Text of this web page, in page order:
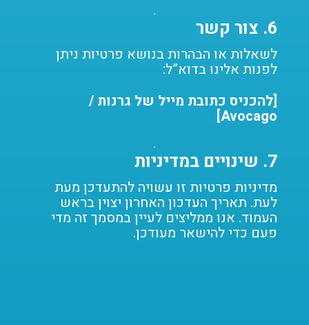
6. צור קשר
לשאלות או הבהרות בנושא פרטיות ניתן
לפנות אלינו בדוא”ל:
[להכניס כתובת מייל של גרנות /
Avocago]
7. שינויים במדיניות
מדיניות פרטיות זו עשויה להתעדכן מעת
לעת. תאריך העדכון האחרון יצוין בראש
העמוד. אנו ממליצים לעיין במסמך זה מדי
פעם כדי להישאר מעודכן.